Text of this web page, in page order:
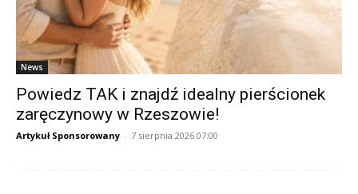
News
Powiedz TAK i znajdź idealny pierścionek
zaręczynowy w Rzeszowie!
Artykuł Sponsorowany - 7 sierpnia 2026 07:00